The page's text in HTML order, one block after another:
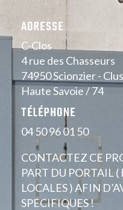
ADRESSE
C-Clos
4 rue des Chasseurs
74950 Scionzier -
Haute Savoie / 74
TÉLÉPHONE
04 50 96 01 50
CONTACTEZ CE
PART DU PORTAIL (
LOCALES ) AFIN
SPÉCIFIQUES !